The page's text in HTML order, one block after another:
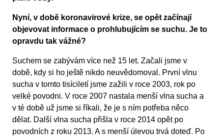
Nyní, v době koronavirové krize, se opět začínají
objevovat informace o prohlubujícím se suchu. Je to
opravdu tak vážné?
Suchem se zabývám více než 15 let. Začali jsme v
době, kdy si ho ještě nikdo neuvědomoval. První vlnu
sucha v tomto tisíciletí jsme zažili v roce 2003, rok po
velké povodni. V roce 2007 nastala menší vlna sucha a
v té době už jsme si říkali, že je s ním potřeba něco
dělat. Další vlna sucha přišla v roce 2014 opět po
povodních z roku 2013. A s menší úlevou trvá doteď. Po